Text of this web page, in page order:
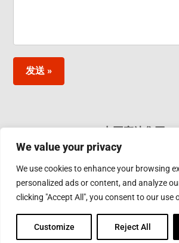
We value your privacy
We use cookies to enhance your browsing
personalized ads or content, and analyze
clicking "Accept All", you consent to our use
Customize Reject All
发送 »
中国应达集团
应达工业(上海)有限公司 上海浦东新区
守敬路50号
Phone: 86-21 3895 3220
Toll Free:
Fax: 86-21-2897
Email: